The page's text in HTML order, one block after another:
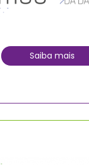
Saiba mais